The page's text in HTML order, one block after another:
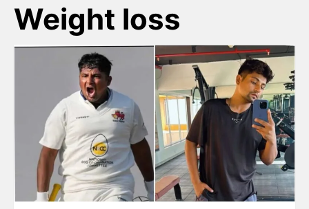
Weight loss